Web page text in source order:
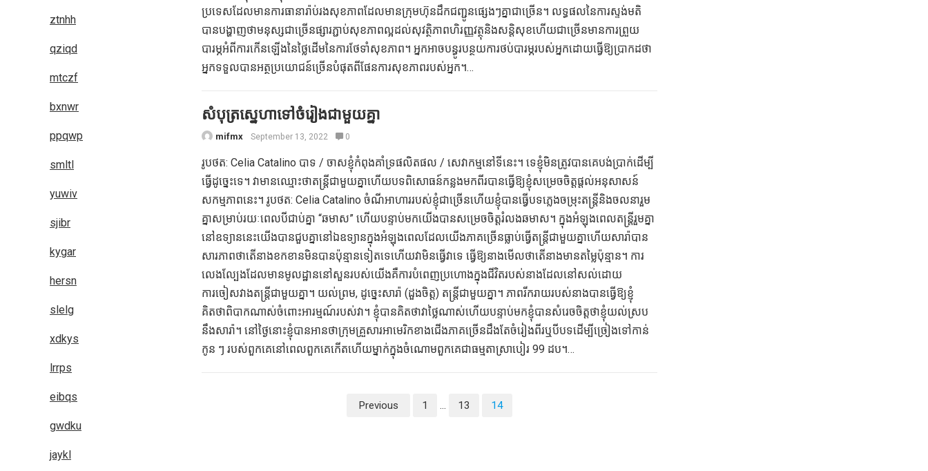
ប្រទេសដែលមានការធានារ៉ាប់រងសុខភាពដែលមានក្រុមហ៊ុនដឹកជញ្ជូនផ្សេងៗគ្នាជាច្រើន។ លទ្ធផលនៃការស្ទង់មតិ
បានបង្ហាញថាមនុស្សជាច្រើនផ្សារភ្ជាប់សុខភាពល្អដល់សុវត្ថិភាពហិរញ្ញវត្ថុនិងសន្តិសុខហើយជាច្រើនមានការព្រួយ
បារម្ភអំពីការកើនឡើងនៃថ្លៃដើមនៃការថែទាំសុខភាព។ អ្នកអាចបន្ធូរបន្ថយការថប់បារម្ភរបស់អ្នកដោយធ្វើឱ្យប្រាកដថា
អ្នកទទួលបានអត្ថប្រយោជន៍ច្រើនបំផុតពីផែនការសុខភាពរបស់អ្នក។…
សំបុត្រស្នេហាទៅចំរៀងជាមួយគ្នា
mifmx September 13, 2022 0
រូបថត: Celia Catalino បាទ / ចាសខ្ញុំកំពុងគាំទ្រផលិតផល / សេវាកម្មនៅទីនេះ។ ទេខ្ញុំមិនត្រូវបានគេបង់ប្រាក់ដើម្បី
ធ្វើដូច្នេះទេ។ វាមានឈ្មោះថាតន្ត្រីជាមួយគ្នាហើយបទពិសោធន៍កន្លងមកពីរបានធ្វើឱ្យខ្ញុំសម្រេចចិត្តផ្តល់អនុសាសន៍
សកម្មភាពនេះ។ រូបថត: Celia Catalino ចំណីអាហាររបស់ខ្ញុំជាច្រើនហើយខ្ញុំបានធ្វើបទភ្លេងចម្រុះតន្ត្រីនិងចលនារួម
គ្នាសម្រាប់រយៈពេលបីជាប់គ្នា “ឆមាស” ហើយបន្ទាប់មកយើងបានសម្រេចចិត្តរំលងឆមាស។ ក្នុងអំឡុងពេលតន្រ្តីរួមគ្នា
នៅឧទ្យាននេះយើងបានជួបគ្នានៅឯឧទ្យានក្នុងអំឡុងពេលដែលយើងភាគច្រើនធ្លាប់ធ្វើតន្ត្រីជាមួយគ្នាហើយសារ៉ាបាន
សារភាពថាតើនាងខកខានមិនបានប៉ុន្មានទៀតទេហើយវាមិនធ្វើវាទេ ធ្វើឱ្យនាងមើលថាតើនាងមានតម្លៃប៉ុន្មាន។ ការ
លេងល្បែងដែលមានមូលដ្ឋាននៅសួនរបស់យើងគឺការបំពេញប្រហោងក្នុងជីវិតរបស់នាងដែលនៅសល់ដោយ
ការចៀសវាងតន្ត្រីជាមួយគ្នា។ យល់ព្រម, ដូច្នេះសារ៉ា (ដួងចិត្ត) តន្ត្រីជាមួយគ្នា។ ភាពរីករាយរបស់នាងបានធ្វើឱ្យខ្ញុំ
គិតថាពិបាកណាស់ចំពោះអារម្មណ៍របស់វា។ ខ្ញុំបានគិតថាវាថ្លៃណាស់ហើយបន្ទាប់មកខ្ញុំបានសំរេចចិត្តថាខ្ញុំយល់ស្រប
នឹងសារ៉ា។ នៅថ្ងៃនោះខ្ញុំបានអានថាក្រុមគ្រួសារអាមេរិកខាងជើងភាគច្រើនដឹងតែចំរៀងពីរឬបីបទដើម្បីច្រៀងទៅកាន់
កូន ៗ របស់ពួកគេនៅពេលពួកគេកើតហើយម្នាក់ក្នុងចំណោមពួកគេជាធម្មតាស្រាបៀរ 99 ដប។…
Previous 1 … 13 14
ztnhh
qziqd
mtczf
bxnwr
ppqwp
smltl
yuwiv
sjibr
kygar
hersn
slelg
xdkys
lrrps
eibqs
gwdku
jaykl